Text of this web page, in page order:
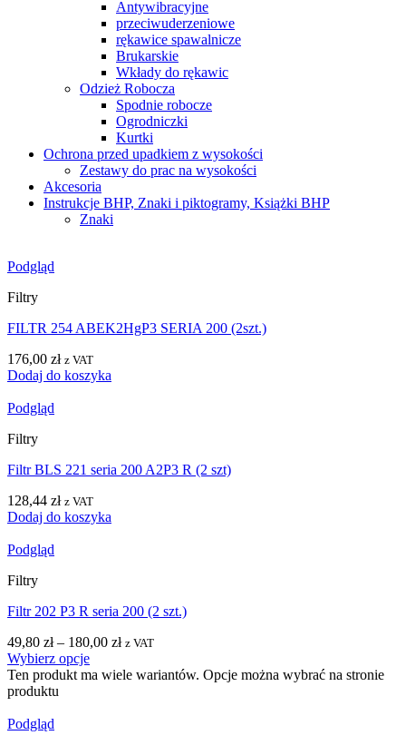
Antywibracyjne
przeciwuderzeniowe
rękawice spawalnicze
Brukarskie
Wkłady do rękawic
Odzież Robocza
Spodnie robocze
Ogrodniczki
Kurtki
Ochrona przed upadkiem z wysokości
Zestawy do prac na wysokości
Akcesoria
Instrukcje BHP, Znaki i piktogramy, Książki BHP
Znaki
Podgląd
Filtry
FILTR 254 ABEK2HgP3 SERIA 200 (2szt.)
176,00 zł z VAT
Dodaj do koszyka
Podgląd
Filtry
Filtr BLS 221 seria 200 A2P3 R (2 szt)
128,44 zł z VAT
Dodaj do koszyka
Podgląd
Filtry
Filtr 202 P3 R seria 200 (2 szt.)
49,80 zł– 180,00 zł z VAT
Wybierz opcje
Ten produkt ma wiele wariantów. Opcje można wybrać na stronie
produktu
Podgląd